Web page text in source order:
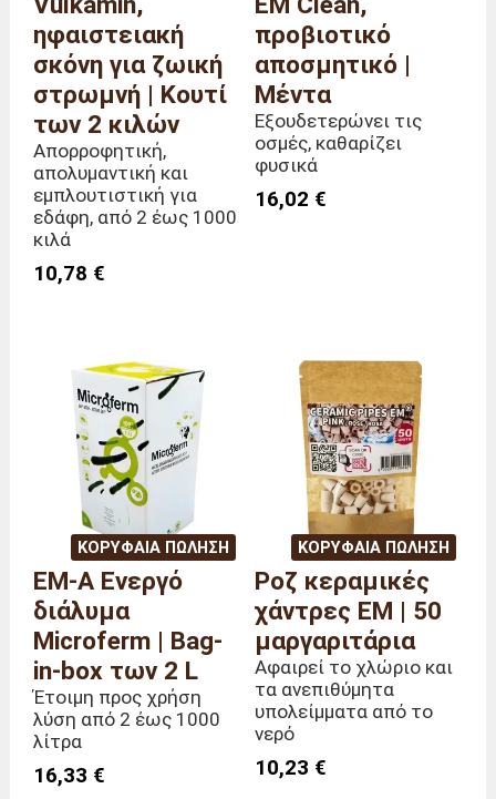
ηφαιστειακή
σκόνη για ζωική
στρωμνή | Κουτί
των 2 κιλών
Απορροφητική,
απολυμαντική και
εμπλουτιστική για
εδάφη, από 2 έως 1000
κιλά
10,78 €
προβιοτικό
αποσμητικό |
Μέντα
Εξουδετερώνει τις
οσμές, καθαρίζει
φυσικά
16,02 €
ΚΟΡΥΦΑΊΑ ΠΏΛΗΣΗ
EM-A Ενεργό
διάλυμα
Microferm | Bag-
in-box των 2 L
Έτοιμη προς χρήση
λύση από 2 έως 1000
λίτρα
16,33 €
ΚΟΡΥΦΑΊΑ ΠΏΛΗΣΗ
Ροζ κεραμικές
χάντρες EM | 50
μαργαριτάρια
Αφαιρεί το χλώριο και
τα ανεπιθύμητα
υπολείμματα από το
νερό
10,23 €